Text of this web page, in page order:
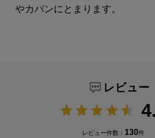
やカバンにとまります。
レビュー
レビュー件数： 130件